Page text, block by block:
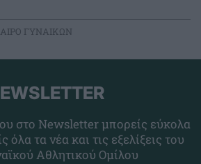
ΓΥΝΑΙΚΩΝ
στο Newsletter μπορείς εύκολα
τα νέα και τις εξελίξεις του
Αθλητικού Ομίλου